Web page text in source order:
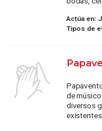
Actúa en:
Tipos de
de
diversos